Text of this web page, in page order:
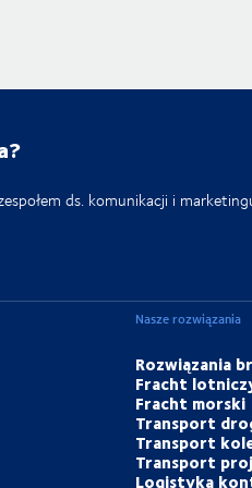
ds. komunikacji i
Nasze rozwiązania
Rozwiązania
Fracht
Fracht morski
Transport
Transport
Transport
Logistyka